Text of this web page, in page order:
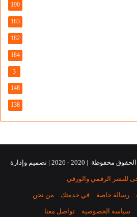
190
183
182
184
3
148
138
الضحى © علامة مسجلة, جميع الحقوق محفوظة | 2020 - 2026 | تصميم وإدارة
للنشر الرقمي والورقي
رسالة خاصة في خدمتك من نحن
سياسة الخصوصية تواصل معنا